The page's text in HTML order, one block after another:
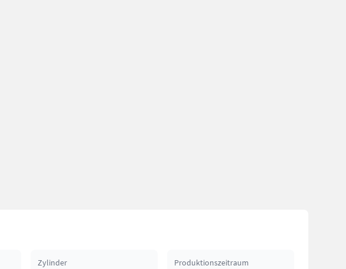
Zylinder Produktionszeitraum